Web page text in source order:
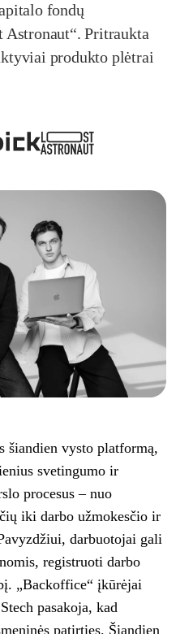
fondų
Astronaut“. Pritraukta
produkto plėtrai
vysto platformą,
svetingumo ir
procesus – nuo
iki darbo užmokesčio ir
darbuotojai gali
registruoti darbo
„Backoffice“ įkūrėjai
pasakoja, kad
patirties. Šiandien